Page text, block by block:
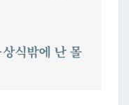
식밖에 난 몰